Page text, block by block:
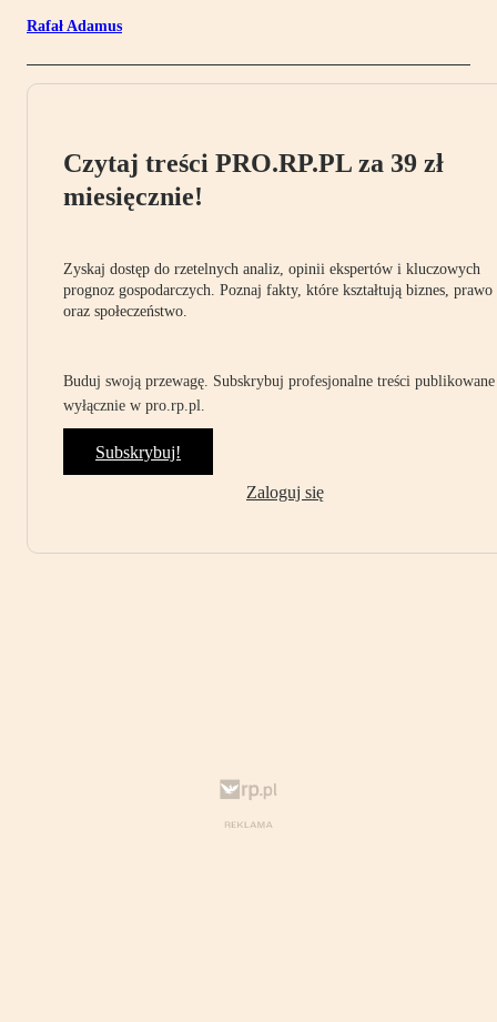
Rafał Adamus
Czytaj treści PRO.RP.PL za 39 zł
miesięcznie!
Zyskaj dostęp do rzetelnych analiz, opinii ekspertów i kluczowych
prognoz gospodarczych. Poznaj fakty, które kształtują biznes, prawo
oraz społeczeństwo.
Buduj swoją przewagę. Subskrybuj profesjonalne treści publikowane
wyłącznie w pro.rp.pl.
Subskrybuj!
Zaloguj się